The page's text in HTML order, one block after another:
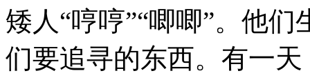
矮人“哼哼”“唧唧”。他
们要追寻的东西。有一